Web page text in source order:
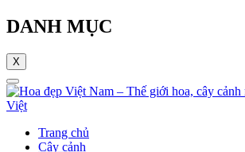
DANH MỤC
X
Trang chủ
Cây cảnh